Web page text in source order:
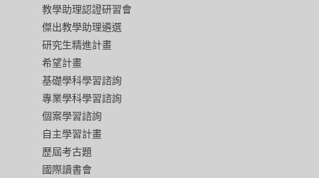
教學助理認證研習會
傑出教學助理遴選
研究生精進計畫
希望計畫
基礎學科學習諮詢
專業學科學習諮詢
個案學習諮詢
自主學習計畫
歷屆考古題
國際讀書會